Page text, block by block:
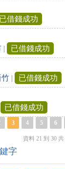
已借錢成功
| 已借錢成功
竹 | 已借錢成功
已借錢成功
3 4 5 6
資料 21 到 30 共
字